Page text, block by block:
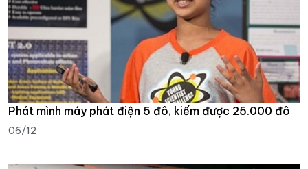
Phát mình máy phát điện 5 đô, kiếm được 25.000 đô
06/12